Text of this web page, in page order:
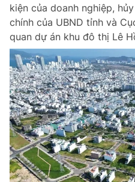
kiện của doanh nghiệp,
chính của UBND tỉnh và
quan dự án khu đô thị Lê